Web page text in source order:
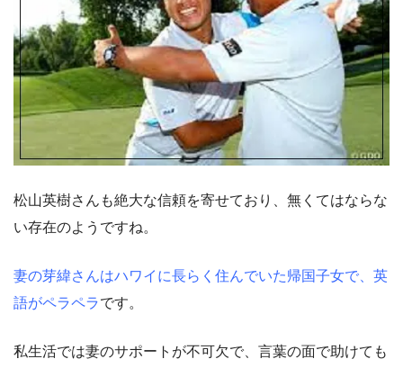
松山英樹さんも絶大な信頼を寄せており、無くてはならな
い存在のようですね。
妻の芽緯さんはハワイに長らく住んでいた帰国子女で、英
語がペラペラです。
私生活では妻のサポートが不可欠で、言葉の面で助けても